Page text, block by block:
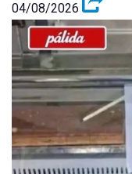
04/08/2026